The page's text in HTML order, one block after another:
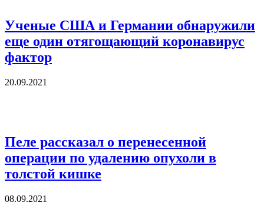
Ученые США и Германии обнаружили
еще один отягощающий коронавирус
фактор
20.09.2021
Пеле рассказал о перенесенной
операции по удалению опухоли в
толстой кишке
08.09.2021